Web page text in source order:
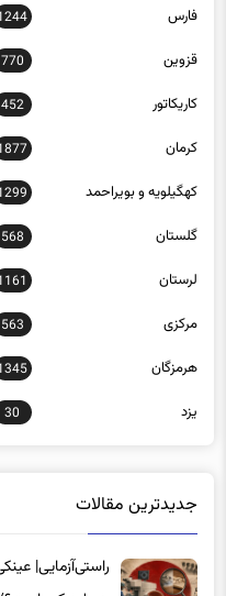
فارس
قزوین 770
کاریکاتور 452
کرمان
کهگیلویه و بویراحمد
گلستان 568
لرستان
مرکزی 563
هرمزگان
یزد 30
جدیدترین مقالات
راستی‌آزمایی|